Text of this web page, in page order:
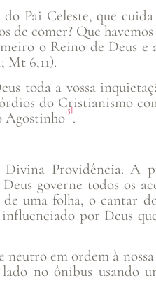
Pai Celeste, que cuida
de comer? Que
o Reino de Deus e
Mt 6,11).
toda a vossa
do Cristianismo
Agostinho[5] .
Divina Providência. A
governe todos os
uma folha, o cantar
por Deus
em ordem à nossa
no ônibus usando